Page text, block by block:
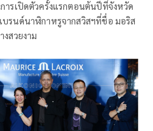
ารเปิดตัวครั้งแรกตอนต้นปีที่จังหวัด
บรนด์นาฬิกาหรูจากสวิสฯที่ชื่อ มอริส
งสวยงาม